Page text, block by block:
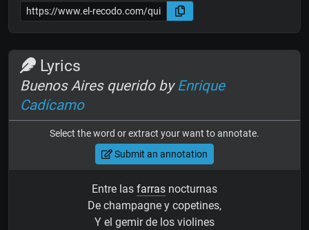
Lyrics
Buenos Aires querido byEnrique
Cadícamo
Select the word or extract your want to annotate.
Submit an annotation
Entre las farras nocturnas
De champagne y copetines,
Y el gemir de los violines